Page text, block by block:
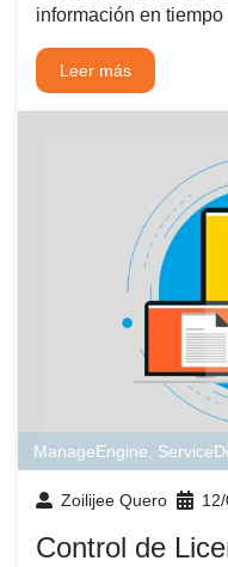
información en
Leer más
ManageEngine,
Zoilijee Quero
Control de